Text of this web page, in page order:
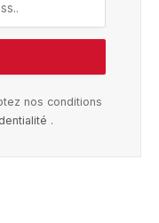
nos conditions
.